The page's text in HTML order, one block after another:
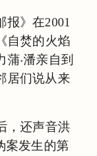
》在2001
自焚的火焰
‧潘亲自到
居们说从来
，还声音洪
案发生的第